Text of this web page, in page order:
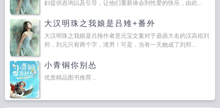
妇提供咨询以及引导，让他们重新体会到性爱的快乐，由此...
大汉明珠之我娘是吕雉+番外
大汉明珠之我娘是吕雉作者意元宝文案对于鼎鼎大名的汉高祖刘
邦，刘元只有两个字，渣男！可是，当有一天她成了刘邦...
小青铜你别怂
优质精品图书推荐...